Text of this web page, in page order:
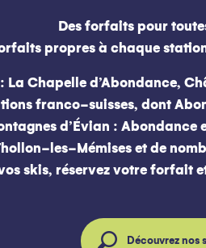
Des forfaits pour
propres à chaque
La Chapelle d’Abondance,
franco-suisses, dont
d’Évian :
les-Mémises et de
skis, réservez votre forfait
Découvrez nos